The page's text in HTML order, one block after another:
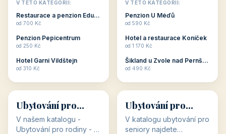
dovolenou přímo
souvisejí. Aktivní
odpočinek jso...
V TÉTO KATEGORII:
Restaurace a penzion Eduard
od 700 Kč
Penzion Pepicentrum
od 250 Kč
Hotel Garni Vildštejn
od 310 Kč
cenově dostupné
ubytování v ČR. Budete
c...
V TÉTO KATEGORII:
Penzion U Méďů
od 590 Kč
Hotel a restaurace Koníček
od 1 170 Kč
Šikland u Zvole nad Pernštejnem
od 490 Kč
👨‍👩‍👧‍👦
👨‍👩‍👧‍👦
34 objektů
Ubytování pro
rodiny
V našem katalogu -
Ubytování pro rodiny -
🧓
🧓
33 objektů
Ubytování pro
seniory
V katalogu ubytování pro
seniory najdete